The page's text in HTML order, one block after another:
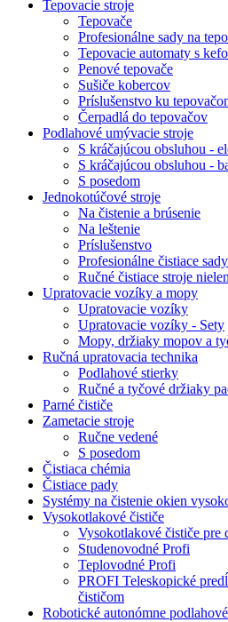
Tepovacie stroje
Tepovače
Profesionálne sady na
Tepovacie automaty s
Penové tepovače
Sušiče kobercov
Príslušenstvo ku
Čerpadlá do tepovačov
Podlahové umývacie stroje
S kráčajúcou obsluhou -
S kráčajúcou obsluhou -
S posedom
Jednokotúčové stroje
Na čistenie a brúsenie
Na leštenie
Príslušenstvo
Profesionálne čistiace sady
Ručné čistiace stroje
Upratovacie vozíky a mopy
Upratovacie vozíky
Upratovacie vozíky - Sety
Mopy, držiaky mopov a
Ručná upratovacia technika
Podlahové stierky
Ručné a tyčové držiaky
Parné čističe
Zametacie stroje
Ručne vedené
S posedom
Čistiaca chémia
Čistiace pady
Systémy na čistenie okien
Vysokotlakové čističe
Vysokotlakové čističe pre
Studenovodné Profi
Teplovodné Profi
PROFI Teleskopické
čističom
Robotické autonómne